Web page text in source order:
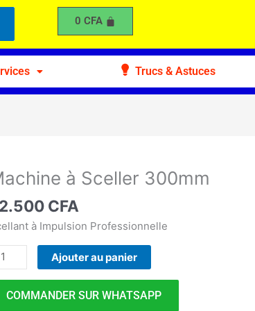
0 CFA
Trucs & Astuces
à Sceller 300mm
CFA
à Impulsion Professionnelle
Ajouter au panier
COMMANDER SUR WHATSAPP